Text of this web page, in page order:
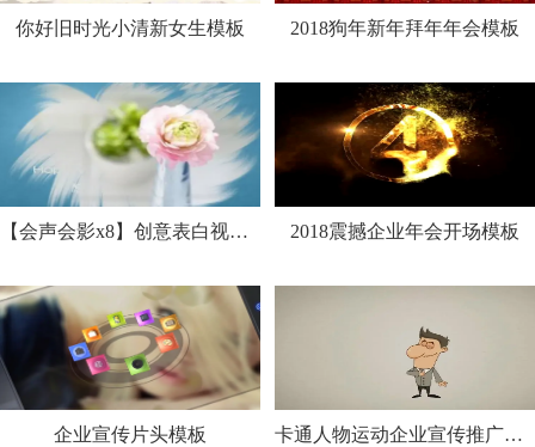
你好旧时光小清新女生模板 2018狗年新年拜年年会模板
【会声会影x8】创意表白视频制作教程 2018震撼企业年会开场模板
企业宣传片头模板 卡通人物运动企业宣传推广模板